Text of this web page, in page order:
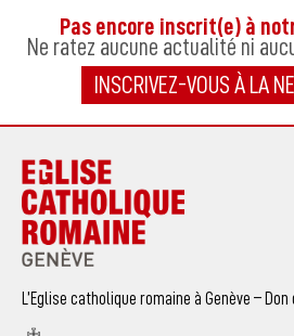
Pas encore inscrit(e) à
Ne ratez aucune actualité ni
INSCRIVEZ-VOUS À LA
L’Eglise catholique romaine à Genève – Don